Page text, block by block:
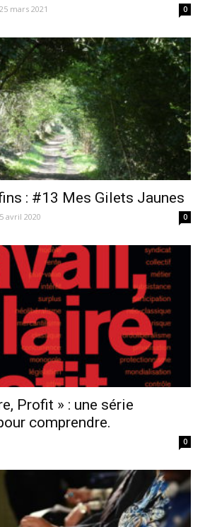
25 mars 2021 0
: #13 Mes Gilets Jaunes
5 avril 2020 0
Profit » : une série
comprendre.
0